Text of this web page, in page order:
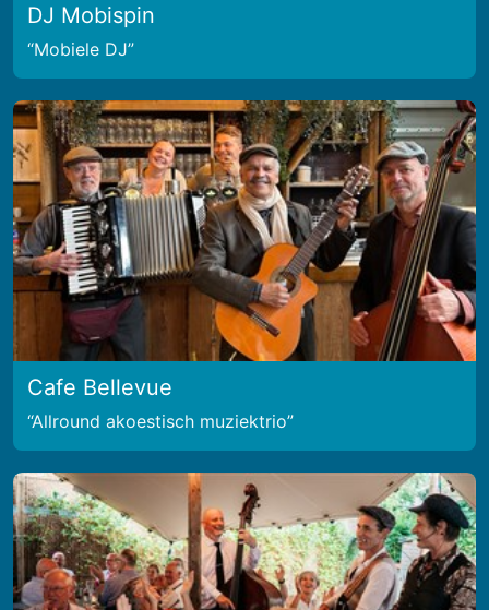
DJ Mobispin
Mobiele DJ
Cafe Bellevue
Allround akoestisch muziektrio